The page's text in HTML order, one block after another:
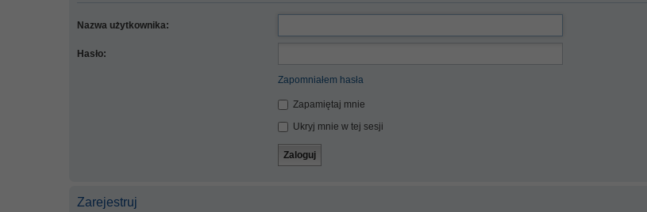
Nazwa użytkownika:
Hasło:
Zapomniałem hasła
Zapamiętaj mnie
Ukryj mnie w tej sesji
Zarejestruj